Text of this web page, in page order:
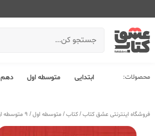
محصولات: ابتدایی متوسطه اول دهم
فروشگاه اینترنتی عشق کتاب/کتاب/ متوسطه اول/ 9 متوسطه اول